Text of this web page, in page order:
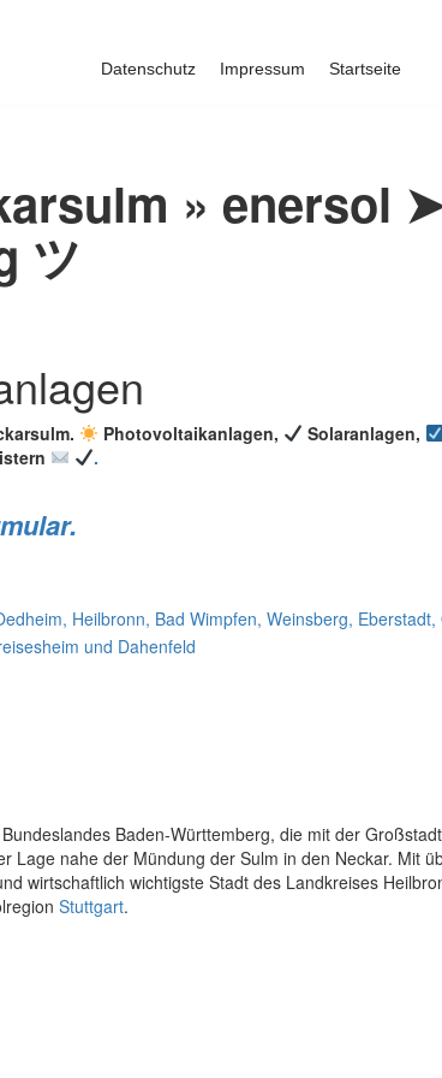
Datenschutz Impressum Startseite
» enersol
ツ
Photovoltaikanlagen, Solaranlagen,
.
Baden-Württemberg, die mit der
Lage nahe der Mündung der Sulm in den Neckar. Mit
wirtschaftlich wichtigste Stadt des Landkreises
Stuttgart.